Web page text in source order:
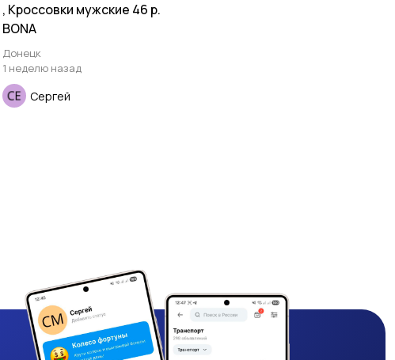
, Кроссовки мужские 46 р.
BONA
Донецк
1 неделю назад
Сергей